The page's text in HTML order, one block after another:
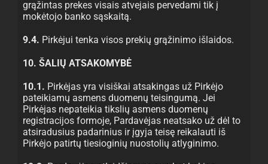
grąžintas prekes visais atvejais pervedami tik į
mokėtojo banko sąskaitą.
9.4. Pirkėjui tenka visos prekių grąžinimo išlaidos.
10. ŠALIŲ ATSAKOMYBĖ
10.1. Pirkėjas yra visiškai atsakingas už Pirkėjo
pateikiamų asmens duomenų teisingumą. Jei
Pirkėjas nepateikia tikslių asmens duomenų
registracijos formoje, Pardavėjas neatsako už dėl to
atsiradusius padarinius ir įgyja teisę reikalauti iš
Pirkėjo patirtų tiesioginių nuostolių atlyginimo.